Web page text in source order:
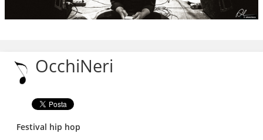
Salta
navigazione
OcchiNeri
Festival hip hop